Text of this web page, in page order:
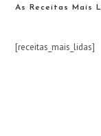
As Receitas Mais
[receitas_mais_lidas]